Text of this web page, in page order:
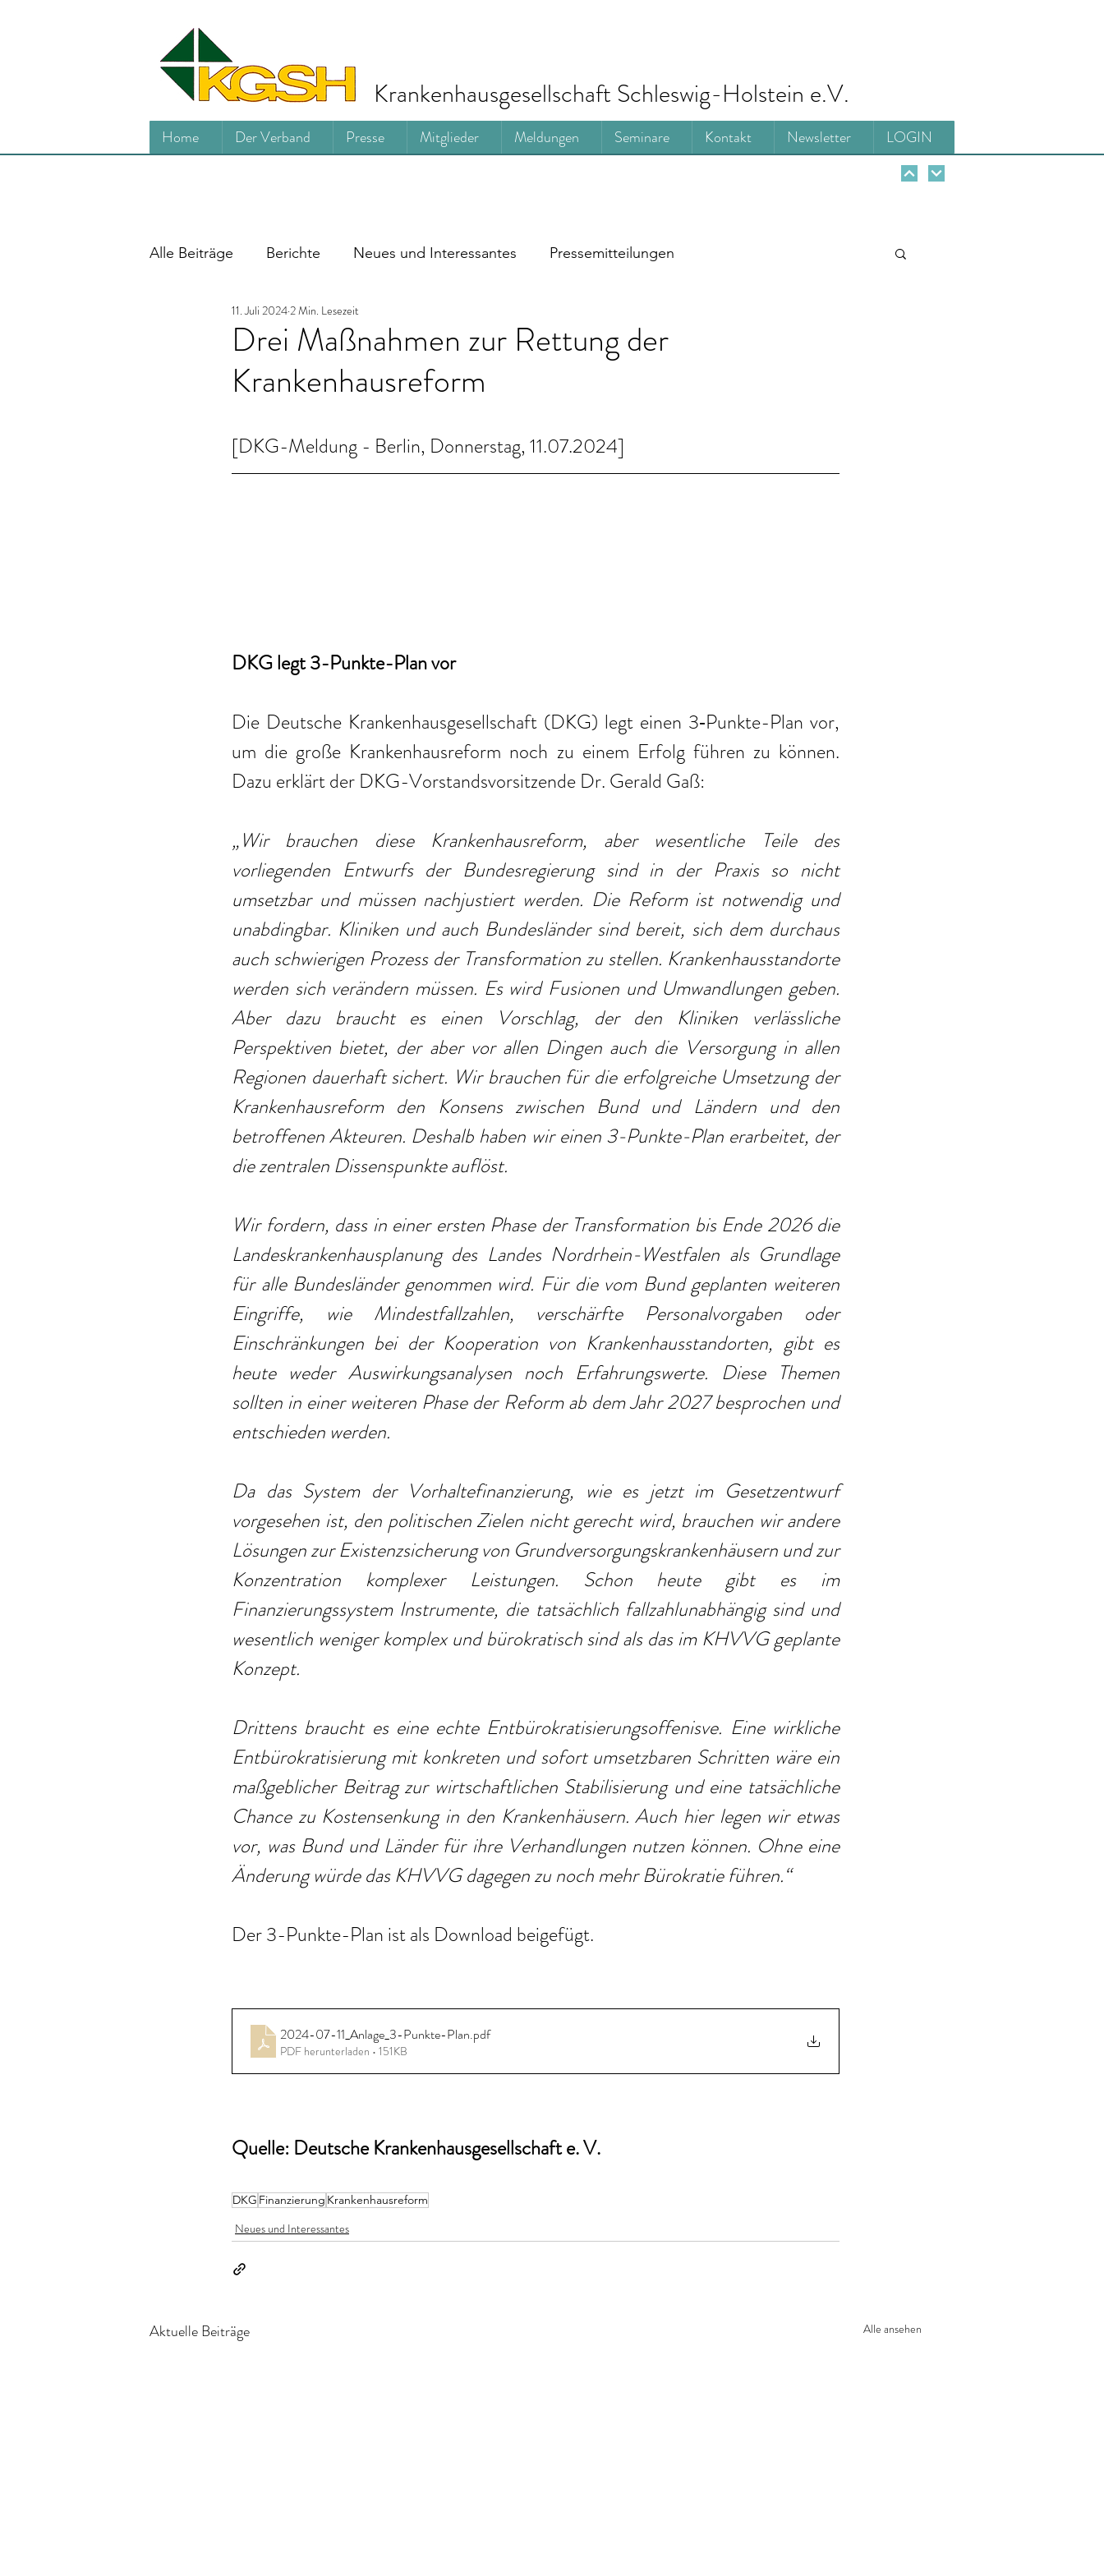
Home Der Verband Presse Mitglieder Meldungen Seminare Kontakt Newsletter LOGIN
Krankenhausgesellschaft Schleswig-Holstein e.V.
Alle Beiträge Berichte Neues und Interessantes Pressemitteilungen
Drei Maßnahmen zur Rettung der
Krankenhausreform
11. Juli 20242 Min. Lesezeit
[DKG-Meldung - Berlin, Donnerstag, 11.07.2024]
DKG legt 3-Punkte-Plan vor
Die Deutsche Krankenhausgesellschaft (DKG) legt einen 3‑Punkte-Plan vor,
um die große Krankenhausreform noch zu einem Erfolg führen zu können.
Dazu erklärt der DKG-Vorstandsvorsitzende Dr. Gerald Gaß:
„Wir brauchen diese Krankenhausreform, aber wesentliche Teile des
vorliegenden Entwurfs der Bundesregierung sind in der Praxis so nicht
umsetzbar und müssen nachjustiert werden. Die Reform ist notwendig und
unabdingbar. Kliniken und auch Bundesländer sind bereit, sich dem durchaus
auch schwierigen Prozess der Transformation zu stellen. Krankenhausstandorte
werden sich verändern müssen. Es wird Fusionen und Umwandlungen geben.
Aber dazu braucht es einen Vorschlag, der den Kliniken verlässliche
Perspektiven bietet, der aber vor allen Dingen auch die Versorgung in allen
Regionen dauerhaft sichert. Wir brauchen für die erfolgreiche Umsetzung der
Krankenhausreform den Konsens zwischen Bund und Ländern und den
betroffenen Akteuren. Deshalb haben wir einen 3-Punkte-Plan erarbeitet, der
die zentralen Dissenspunkte auflöst.
Wir fordern, dass in einer ersten Phase der Transformation bis Ende 2026 die
Landeskrankenhausplanung des Landes Nordrhein-Westfalen als Grundlage
für alle Bundesländer genommen wird. Für die vom Bund geplanten weiteren
Eingriffe, wie Mindestfallzahlen, verschärfte Personalvorgaben oder
Einschränkungen bei der Kooperation von Krankenhausstandorten, gibt es
heute weder Auswirkungsanalysen noch Erfahrungswerte. Diese Themen
sollten in einer weiteren Phase der Reform ab dem Jahr 2027 besprochen und
entschieden werden.
Da das System der Vorhaltefinanzierung, wie es jetzt im Gesetzentwurf
vorgesehen ist, den politischen Zielen nicht gerecht wird, brauchen wir andere
Lösungen zur Existenzsicherung von Grundversorgungskrankenhäusern und zur
Konzentration komplexer Leistungen. Schon heute gibt es im
Finanzierungssystem Instrumente, die tatsächlich fallzahlunabhängig sind und
wesentlich weniger komplex und bürokratisch sind als das im KHVVG geplante
Konzept.
Drittens braucht es eine echte Entbürokratisierungsoffenisve. Eine wirkliche
Entbürokratisierung mit konkreten und sofort umsetzbaren Schritten wäre ein
maßgeblicher Beitrag zur wirtschaftlichen Stabilisierung und eine tatsächliche
Chance zu Kostensenkung in den Krankenhäusern. Auch hier legen wir etwas
vor, was Bund und Länder für ihre Verhandlungen nutzen können. Ohne eine
Änderung würde das KHVVG dagegen zu noch mehr Bürokratie führen.“
Der 3-Punkte-Plan ist als Download beigefügt.
2024-07-11_Anlage_3-Punkte-Plan.pdf
PDF herunterladen • 151KB
Quelle: Deutsche Krankenhausgesellschaft e. V.
DKG Finanzierung Krankenhausreform
Neues und Interessantes
Aktuelle Beiträge Alle ansehen